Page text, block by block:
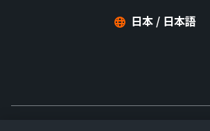
日本 / 日本語